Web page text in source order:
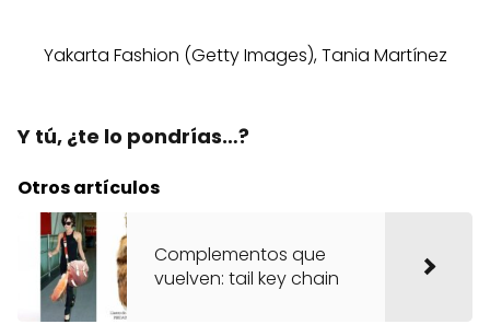
Yakarta Fashion (Getty Images), Tania Martínez
Y tú, ¿te lo pondrías…?
Otros artículos
Complementos que
vuelven: tail key chain